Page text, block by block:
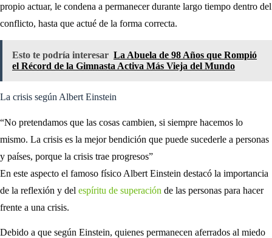
propio actuar, le condena a permanecer durante largo tiempo dentro del
conflicto, hasta que actué de la forma correcta.
Esto te podría interesar La Abuela de 98 Años que Rompió
el Récord de la Gimnasta Activa Más Vieja del Mundo
La crisis según Albert Einstein
“No pretendamos que las cosas cambien, si siempre hacemos lo
mismo. La crisis es la mejor bendición que puede sucederle a personas
y países, porque la crisis trae progresos”
En este aspecto el famoso físico Albert Einstein destacó la importancia
de la reflexión y del espíritu de superación de las personas para hacer
frente a una crisis.
Debido a que según Einstein, quienes permanecen aferrados al miedo